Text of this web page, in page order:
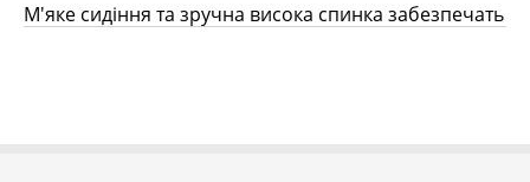
М'яке сидіння та зручна висока спинка забезпечать